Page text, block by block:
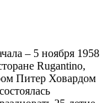
– 5 ноября 1958
Rugantino,
Питер Ховардом